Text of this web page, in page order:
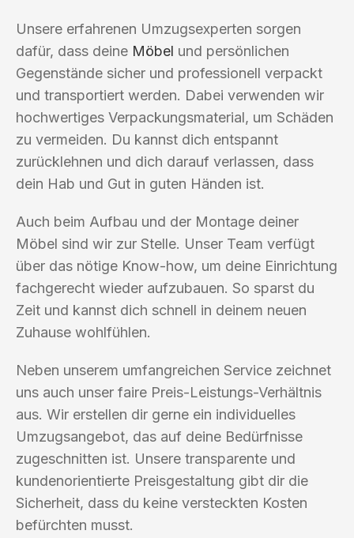
Unsere erfahrenen Umzugsexperten sorgen
dafür, dass deine Möbel und persönlichen
Gegenstände sicher und professionell verpackt
und transportiert werden. Dabei verwenden wir
hochwertiges Verpackungsmaterial, um Schäden
zu vermeiden. Du kannst dich entspannt
zurücklehnen und dich darauf verlassen, dass
dein Hab und Gut in guten Händen ist.
Auch beim Aufbau und der Montage deiner
Möbel sind wir zur Stelle. Unser Team verfügt
über das nötige Know-how, um deine Einrichtung
fachgerecht wieder aufzubauen. So sparst du
Zeit und kannst dich schnell in deinem neuen
Zuhause wohlfühlen.
Neben unserem umfangreichen Service zeichnet
uns auch unser faire Preis-Leistungs-Verhältnis
aus. Wir erstellen dir gerne ein individuelles
Umzugsangebot, das auf deine Bedürfnisse
zugeschnitten ist. Unsere transparente und
kundenorientierte Preisgestaltung gibt dir die
Sicherheit, dass du keine versteckten Kosten
befürchten musst.